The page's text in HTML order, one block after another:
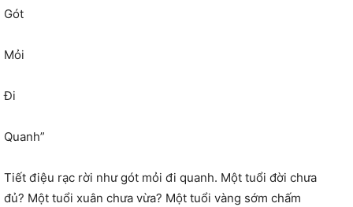
Gót
Mỏi
Đi
Quanh”
Tiết điệu rạc rời như gót mỏi đi quanh. Một tuổi đời chưa
đủ? Một tuổi xuân chưa vừa? Một tuổi vàng sớm chấm